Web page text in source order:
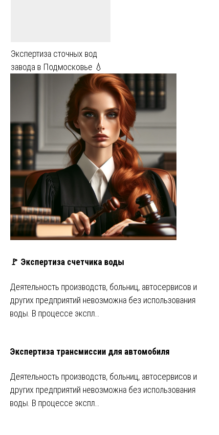
Экспертиза сточных вод
завода в Подмосковье 💧
🚩 Экспертиза счетчика воды
Деятельность производств, больниц, автосервисов и
других предприятий невозможна без использования
воды. В процессе экспл…
Экспертиза трансмиссии для автомобиля
Деятельность производств, больниц, автосервисов и
других предприятий невозможна без использования
воды. В процессе экспл…